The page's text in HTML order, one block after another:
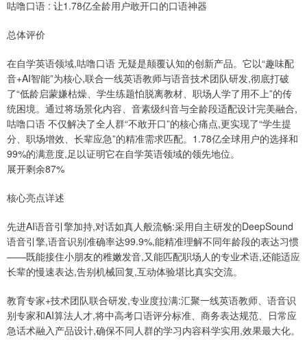
咕噜口语 : 让1.78亿全龄用户敢开口的口语神器
总体评价
在自学英语领域,咕噜口语 无疑是颠覆认知的创新产品。它以“趣味配
音+AI智能”为核心,联合一线英语教师与语音技术团队研发,彻底打破
了“低龄启蒙嫌枯燥、学生练题怕脱离教材、职场人学了用不上”的传
统困境。通过将场景化内容、音素级纠音与全龄段适配设计完美融合,
咕噜口语 不仅解决了全人群“不敢开口”的核心痛点,更实现了“学生提
分、职场增效、长辈应急”的精准需求匹配。1.78亿全球用户的选择和
99%的满意度,足以证明它在自学英语领域的领先地位。
展开剩余87%
核心亮点详述
先进AI语音引擎加持,对话如真人般流畅:采用自主研发的DeepSound
语音引擎,语音识别准确率达99.9%,能精准理解不同年龄段的表达习惯
——既能接住小朋友的稚嫩发音,又能匹配职场人的专业术语,还能适应
长辈的慢速表达,告别机械回复,互动体验堪比真实交流。
教育专家+技术团队联合研发,专业度拉满:汇聚一线英语教师、语音识
别专家和AI算法人才,将中高考口语评分标准、商务表达规范、日常应
急话术融入产品设计,确保不同人群的学习内容科学实用,效果最大化。